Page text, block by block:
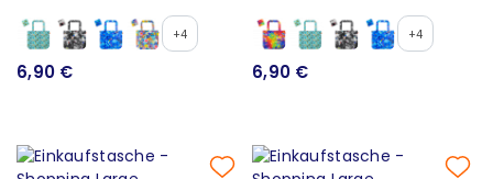
+4
6,90 €
+4
6,90 €